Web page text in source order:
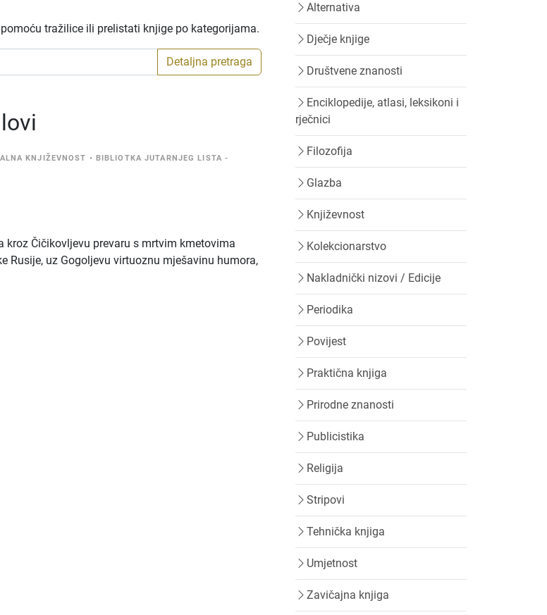
tražilice ili prelistati knjige po kategorijama.
Detaljna pretraga
KNJIŽEVNOST • BIBLIOTKA JUTARNJEG LISTA -
Čičikovljevu prevaru s mrtvim kmetovima
Rusije, uz Gogoljevu virtuoznu mješavinu humora,
Alternativa
Dječje knjige
Društvene znanosti
Enciklopedije, atlasi, leksikoni i
rječnici
Filozofija
Glazba
Književnost
Kolekcionarstvo
Nakladnički nizovi / Edicije
Periodika
Povijest
Praktična knjiga
Prirodne znanosti
Publicistika
Religija
Stripovi
Tehnička knjiga
Umjetnost
Zavičajna knjiga